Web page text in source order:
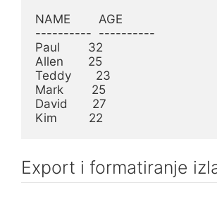
NAME        AGE
----------  ----------
Paul        32
Allen       25
Teddy       23
Mark        25
David       27
Kim         22
Export i formatiranje